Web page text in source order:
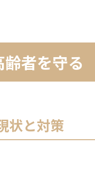
者を守る
状と対策